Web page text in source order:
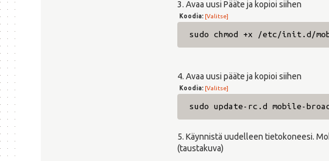
nmcli -t con up id TÄMÄN
;;
stop)
echo "Stopping Mobile
nmcli -t nm wwan off
;;
# Check to see if the
;;
3. Avaa uusi Pääte ja kopioi siihen
Koodia: [Valitse]
sudo chmod +x /etc/init.d/
4. Avaa uusi pääte ja kopioi siihen
Koodia: [Valitse]
sudo update-rc.d mobile-
5. Käynnistä uudelleen tietokoneesi.
(taustakuva)